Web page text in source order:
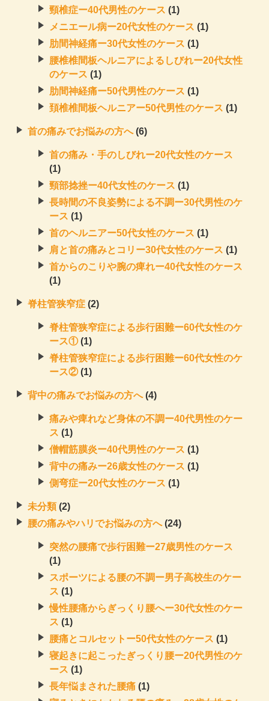
頸椎症ー40代男性のケース (1)
メニエール病ー20代女性のケース (1)
肋間神経痛ー30代女性のケース (1)
腰椎椎間板ヘルニアによるしびれー20代女性
のケース (1)
肋間神経痛ー50代男性のケース (1)
頚椎椎間板ヘルニアー50代男性のケース (1)
首の痛みでお悩みの方へ(6)
首の痛み・手のしびれー20代女性のケース
(1)
頸部捻挫ー40代女性のケース (1)
長時間の不良姿勢による不調ー30代男性のケ
ース (1)
首のヘルニアー50代女性のケース (1)
肩と首の痛みとコリー30代女性のケース (1)
首からのこりや腕の痺れー40代女性のケース
(1)
脊柱管狭窄症 (2)
脊柱管狭窄症による歩行困難ー60代女性のケ
ース①(1)
脊柱管狭窄症による歩行困難ー60代女性のケ
ース②(1)
背中の痛みでお悩みの方へ(4)
痛みや痺れなど身体の不調ー40代男性のケー
ス (1)
僧帽筋膜炎ー40代男性のケース (1)
背中の痛みー26歳女性のケース (1)
側弯症ー20代女性のケース (1)
未分類(2)
腰の痛みやハリでお悩みの方へ(24)
突然の腰痛で歩行困難ー27歳男性のケース
(1)
スポーツによる腰の不調ー男子高校生のケー
ス (1)
慢性腰痛からぎっくり腰へー30代女性のケー
ス (1)
腰痛とコルセットー50代女性のケース (1)
寝起きに起こったぎっくり腰ー20代男性のケ
ース (1)
長年悩まされた腰痛 (1)